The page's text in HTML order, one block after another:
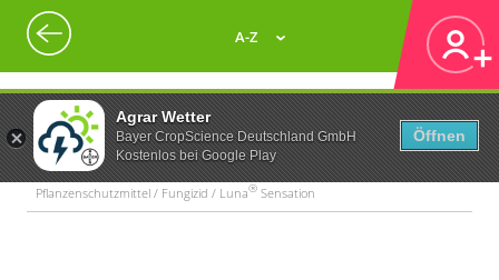
Agrar Wetter
Bayer CropScience Deutschland GmbH
Kostenlos bei Google Play
Öffnen
A-Z
Pflanzenschutzmittel / Fungizid / Luna® Sensation